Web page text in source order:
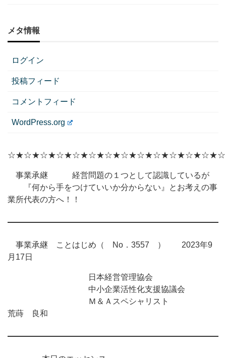
メタ情報
ログイン
投稿フィード
コメントフィード
WordPress.org
事業承継 経営問題の１つとして認識しているが
『何から手をつけていいか分からない』とお考えの事
業所代表の方へ！！
事業承継 ことはじめ（ No．3557 ） 2023年9
月17日
日本経営管理協会
中小企業活性化支援協議会
Ｍ＆Ａスペシャリスト
荒蒔 良和